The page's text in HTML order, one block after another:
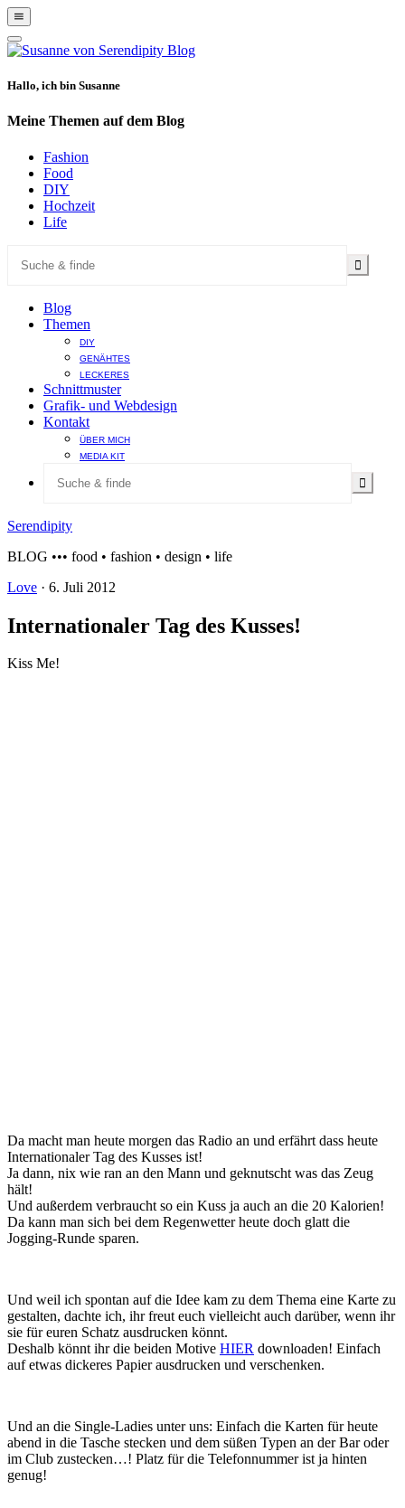
Show
Offscreen
Content
Hide
Offscreen
Hallo, ich bin Susanne
Meine Themen auf dem Blog
Fashion
Food
DIY
Hochzeit
Life
Blog
Themen
DIY
GENÄHTES
LECKERES
Schnittmuster
Grafik- und Webdesign
Kontakt
ÜBER MICH
MEDIA KIT
Serendipity
BLOG ••• food • fashion • design • life
Love · 6. Juli 2012
Internationaler Tag des Kusses!
Kiss Me!
Da macht man heute morgen das Radio an und erfährt dass heute
Internationaler Tag des Kusses ist!
Ja dann, nix wie ran an den Mann und geknutscht was das Zeug
hält!
Und außerdem verbraucht so ein Kuss ja auch an die 20 Kalorien!
Da kann man sich bei dem Regenwetter heute doch glatt die
Jogging-Runde sparen.
Und weil ich spontan auf die Idee kam zu dem Thema eine Karte zu
gestalten, dachte ich, ihr freut euch vielleicht auch darüber, wenn ihr
sie für euren Schatz ausdrucken könnt.
Deshalb könnt ihr die beiden Motive HIER downloaden! Einfach
auf etwas dickeres Papier ausdrucken und verschenken.
Und an die Single-Ladies unter uns: Einfach die Karten für heute
abend in die Tasche stecken und dem süßen Typen an der Bar oder
im Club zustecken…! Platz für die Telefonnummer ist ja hinten
genug!